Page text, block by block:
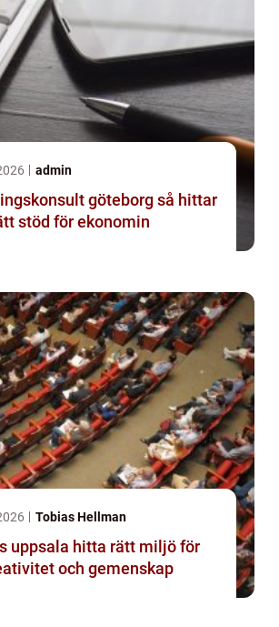
admin
göteborg så hittar
stöd för ekonomin
Tobias Hellman
hitta rätt miljö för
och gemenskap